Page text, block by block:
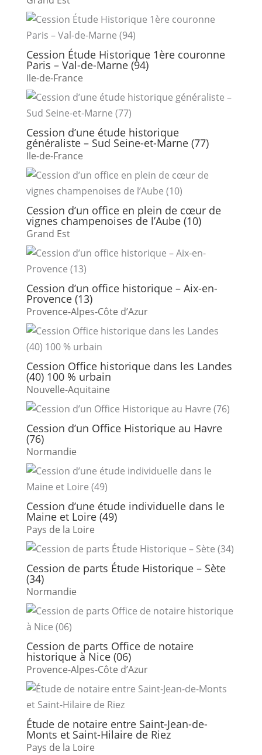
Cession Étude Historique 1ère couronne
Paris – Val-de-Marne (94)
Ile-de-France
Cession d’une étude historique
généraliste – Sud Seine-et-Marne (77)
Ile-de-France
Cession d’un office en plein de cœur de
vignes champenoises de l’Aube (10)
Grand Est
Cession d’un office historique – Aix-en-
Provence (13)
Provence-Alpes-Côte d’Azur
Cession Office historique dans les Landes
(40) 100 % urbain
Nouvelle-Aquitaine
Cession d’un Office Historique au Havre
(76)
Normandie
Cession d’une étude individuelle dans le
Maine et Loire (49)
Pays de la Loire
Cession de parts Étude Historique – Sète
(34)
Normandie
Cession de parts Office de notaire
historique à Nice (06)
Provence-Alpes-Côte d’Azur
Étude de notaire entre Saint-Jean-de-
Monts et Saint-Hilaire de Riez
Pays de la Loire